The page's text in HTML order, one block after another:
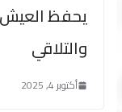
يحفظ العيش
والتلاقي
أكتوبر 4, 2025